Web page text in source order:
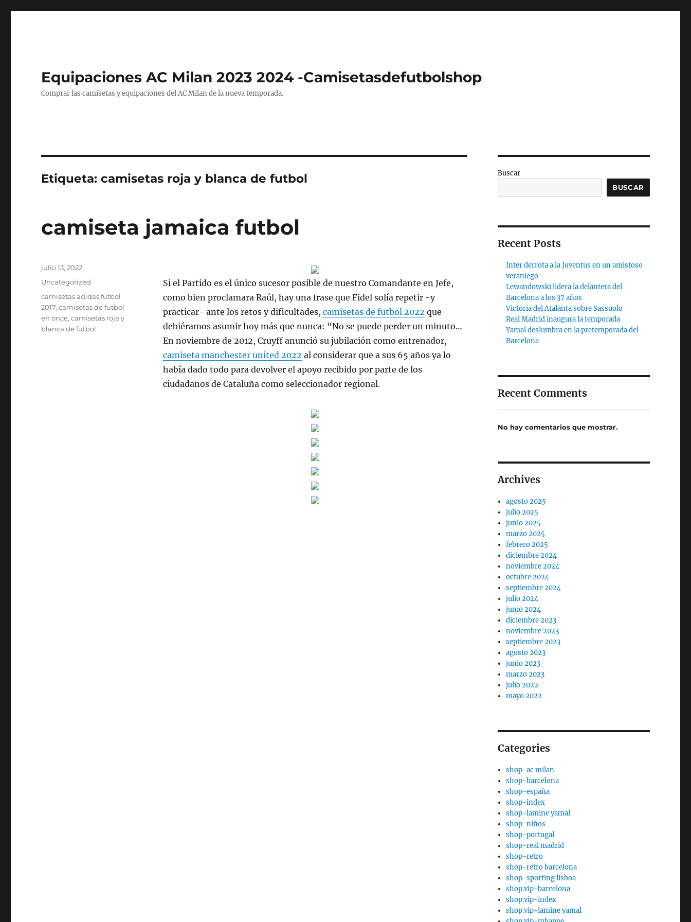
Equipaciones AC Milan 2023 2024 -Camisetasdefutbolshop
Comprar las camisetas y equipaciones del AC Milan de la nueva temporada.
Etiqueta:camisetas roja y blanca de futbol
camiseta jamaica futbol
Si el Partido es el único sucesor posible de nuestro Comandante en Jefe,
como bien proclamara Raúl, hay una frase que Fidel solía repetir -y
practicar- ante los retos y dificultades, camisetas de futbol 2022 que
debiéramos asumir hoy más que nunca: “No se puede perder un minuto…
En noviembre de 2012, Cruyff anunció su jubilación como entrenador,
camiseta manchester united 2022 al considerar que a sus 65 años ya lo
había dado todo para devolver el apoyo recibido por parte de los
ciudadanos de Cataluña como seleccionador regional.
Publicado
julio 13, 2022
Categorías
Uncategorized
Etiquetas
camisetas adidas futbol
2017,camisetas de futbol
en once,camisetas roja y
blanca de futbol
Buscar
BUSCAR
Recent Posts
Inter derrota a la Juventus en un amistoso
veraniego
Lewandowski lidera la delantera del
Barcelona a los 37 años
Victoria del Atalanta sobre Sassuolo
Real Madrid inaugura la temporada
Yamal deslumbra en la pretemporada del
Barcelona
Recent Comments
No hay comentarios que mostrar.
Archives
agosto 2025
julio 2025
junio 2025
marzo 2025
febrero 2025
diciembre 2024
noviembre 2024
octubre 2024
septiembre 2024
julio 2024
junio 2024
diciembre 2023
noviembre 2023
septiembre 2023
agosto 2023
junio 2023
marzo 2023
julio 2022
mayo 2022
Categories
shop-ac milan
shop-barcelona
shop-españa
shop-index
shop-lamine yamal
shop-niños
shop-portugal
shop-real madrid
shop-retro
shop-retro barcelona
shop-sporting lisboa
shop.vip-barcelona
shop.vip-index
shop.vip-lamine yamal